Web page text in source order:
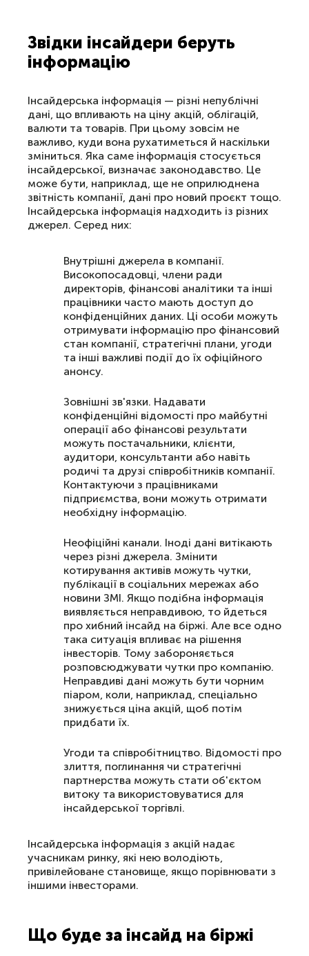
Звідки інсайдери беруть
інформацію
Інсайдерська інформація — різні непублічні
дані, що впливають на ціну акцій, облігацій,
валюти та товарів. При цьому зовсім не
важливо, куди вона рухатиметься й наскільки
зміниться. Яка саме інформація стосується
інсайдерської, визначає законодавство. Це
може бути, наприклад, ще не оприлюднена
звітність компанії, дані про новий проєкт тощо.
Інсайдерська інформація надходить із різних
джерел. Серед них:
Внутрішні джерела в компанії.
Високопосадовці, члени ради
директорів, фінансові аналітики та інші
працівники часто мають доступ до
конфіденційних даних. Ці особи можуть
отримувати інформацію про фінансовий
стан компанії, стратегічні плани, угоди
та інші важливі події до їх офіційного
анонсу.
Зовнішні зв'язки. Надавати
конфіденційні відомості про майбутні
операції або фінансові результати
можуть постачальники, клієнти,
аудитори, консультанти або навіть
родичі та друзі співробітників компанії.
Контактуючи з працівниками
підприємства, вони можуть отримати
необхідну інформацію.
Неофіційні канали. Іноді дані витікають
через різні джерела. Змінити
котирування активів можуть чутки,
публікації в соціальних мережах або
новини ЗМІ. Якщо подібна інформація
виявляється неправдивою, то йдеться
про хибний інсайд на біржі. Але все одно
така ситуація впливає на рішення
інвесторів. Тому забороняється
розповсюджувати чутки про компанію.
Неправдиві дані можуть бути чорним
піаром, коли, наприклад, спеціально
знижується ціна акцій, щоб потім
придбати їх.
Угоди та співробітництво. Відомості про
злиття, поглинання чи стратегічні
партнерства можуть стати об'єктом
витоку та використовуватися для
інсайдерської торгівлі.
Інсайдерська інформація з акцій надає
учасникам ринку, які нею володіють,
привілейоване становище, якщо порівнювати з
іншими інвесторами.
Що буде за інсайд на біржі